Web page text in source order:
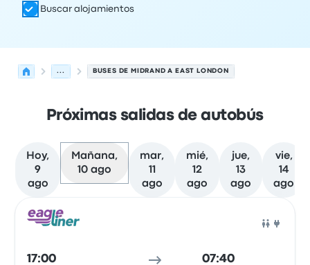
Buscar alojamientos
... BUSES DE MIDRAND A EAST LONDON
Próximas salidas de autobús
Hoy,
9
ago
Mañana,
10 ago
mar,
11
ago
mié,
12
ago
jue,
13
ago
vie,
14
ago
17:00 07:40